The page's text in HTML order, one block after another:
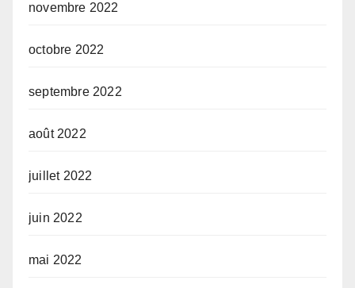
novembre 2022
octobre 2022
septembre 2022
août 2022
juillet 2022
juin 2022
mai 2022